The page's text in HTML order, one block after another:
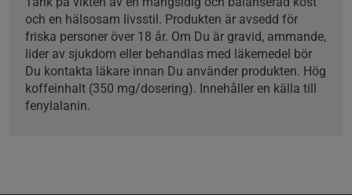
och en hälsosam livsstil. Produkten är avsedd för
friska personer över 18 år. Om Du är gravid, ammande,
lider av sjukdom eller behandlas med läkemedel bör
Du kontakta läkare innan Du använder produkten. Hög
koffeinhalt (350 mg/dosering). Innehåller en källa till
fenylalanin.